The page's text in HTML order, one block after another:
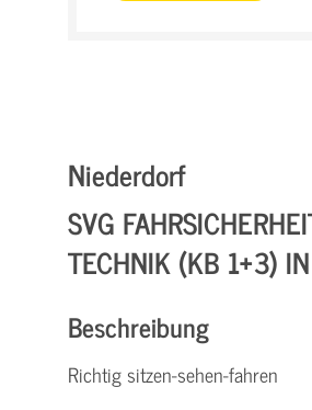
Niederdorf
SVG
TECHNIK (KB 1+3)
Beschreibung
Richtig sitzen-sehen-fahren